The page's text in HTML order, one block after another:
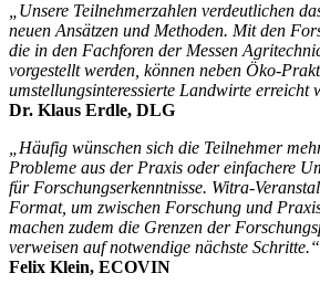
„Unsere Teilnehmerzahlen verdeutlichen
neuen Ansätzen und Methoden. Mit den
die in den Fachforen der Messen
vorgestellt werden, können neben Öko-
umstellungsinteressierte Landwirte erreicht
Dr. Klaus Erdle, DLG
„Häufig wünschen sich die Teilnehmer
Probleme aus der Praxis oder einfachere
für Forschungserkenntnisse. Witra-
Format, um zwischen Forschung und
machen zudem die Grenzen der
verweisen auf notwendige nächste Schritte.“
Felix Klein, ECOVIN